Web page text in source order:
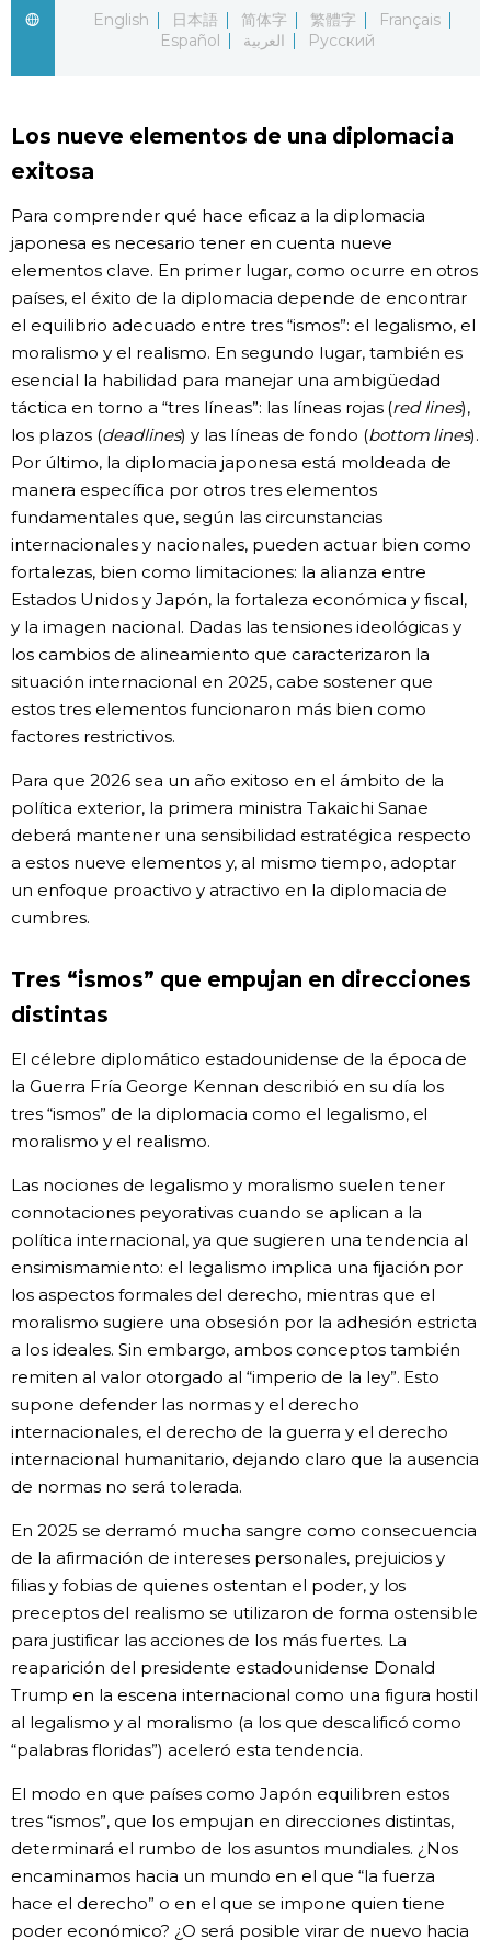
Gente
Tokio
Avisos
English
日本語 简体字 繁體字
Français
Español
العربية Русский
Los nueve elementos de una diplomacia
exitosa
Para comprender qué hace eficaz a la diplomacia
japonesa es necesario tener en cuenta nueve
elementos clave. En primer lugar, como ocurre en otros
países, el éxito de la diplomacia depende de encontrar
el equilibrio adecuado entre tres “ismos”: el legalismo, el
moralismo y el realismo. En segundo lugar, también es
esencial la habilidad para manejar una ambigüedad
táctica en torno a “tres líneas”: las líneas rojas (red lines),
los plazos (deadlines) y las líneas de fondo (bottom lines).
Por último, la diplomacia japonesa está moldeada de
manera específica por otros tres elementos
fundamentales que, según las circunstancias
internacionales y nacionales, pueden actuar bien como
fortalezas, bien como limitaciones: la alianza entre
Estados Unidos y Japón, la fortaleza económica y fiscal,
y la imagen nacional. Dadas las tensiones ideológicas y
los cambios de alineamiento que caracterizaron la
situación internacional en 2025, cabe sostener que
estos tres elementos funcionaron más bien como
factores restrictivos.
Para que 2026 sea un año exitoso en el ámbito de la
política exterior, la primera ministra Takaichi Sanae
deberá mantener una sensibilidad estratégica respecto
a estos nueve elementos y, al mismo tiempo, adoptar
un enfoque proactivo y atractivo en la diplomacia de
cumbres.
Tres “ismos” que empujan en direcciones
distintas
El célebre diplomático estadounidense de la época de
la Guerra Fría George Kennan describió en su día los
tres “ismos” de la diplomacia como el legalismo, el
moralismo y el realismo.
Las nociones de legalismo y moralismo suelen tener
connotaciones peyorativas cuando se aplican a la
política internacional, ya que sugieren una tendencia al
ensimismamiento: el legalismo implica una fijación por
los aspectos formales del derecho, mientras que el
moralismo sugiere una obsesión por la adhesión estricta
a los ideales. Sin embargo, ambos conceptos también
remiten al valor otorgado al “imperio de la ley”. Esto
supone defender las normas y el derecho
internacionales, el derecho de la guerra y el derecho
internacional humanitario, dejando claro que la ausencia
de normas no será tolerada.
En 2025 se derramó mucha sangre como consecuencia
de la afirmación de intereses personales, prejuicios y
filias y fobias de quienes ostentan el poder, y los
preceptos del realismo se utilizaron de forma ostensible
para justificar las acciones de los más fuertes. La
reaparición del presidente estadounidense Donald
Trump en la escena internacional como una figura hostil
al legalismo y al moralismo (a los que descalificó como
“palabras floridas”) aceleró esta tendencia.
El modo en que países como Japón equilibren estos
tres “ismos”, que los empujan en direcciones distintas,
determinará el rumbo de los asuntos mundiales. ¿Nos
encaminamos hacia un mundo en el que “la fuerza
hace el derecho” o en el que se impone quien tiene
poder económico? ¿O será posible virar de nuevo hacia